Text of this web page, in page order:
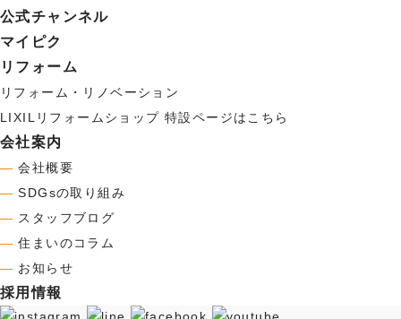
公式チャンネル
マイピク
リフォーム
リフォーム・リノベーション
LIXILリフォームショップ 特設ページはこちら
会社案内
― 会社概要
― SDGsの取り組み
― スタッフブログ
― 住まいのコラム
― お知らせ
採用情報